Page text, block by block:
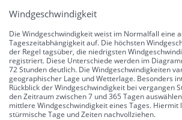
Windgeschwindigkeit
Die Windgeschwindigkeit weist im Normalfall eine
Tageszeitabhängigkeit auf. Die höchsten
der Regel tagsüber, die niedrigsten
registriert. Diese Unterschiede werden im
72 Stunden deutlich. Die Windgeschwindigkeiten
geographischer Lage und Wetterlage. Besonders
Rückblick der Windgeschwindigkeit bei vergangen
den Zeitraum zwischen 7 und 365 Tagen
mittlere Windgeschwindigkeit eines Tages. Hiermit
stürmische Tage und Zeiten nachvollziehen.